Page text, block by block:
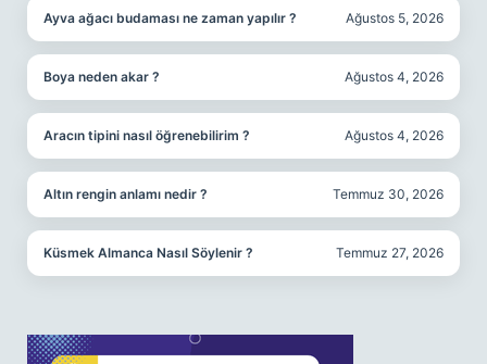
Ayva ağacı budaması ne zaman yapılır ? Ağustos 5, 2026
Boya neden akar ? Ağustos 4, 2026
Aracın tipini nasıl öğrenebilirim ? Ağustos 4, 2026
Altın rengin anlamı nedir ? Temmuz 30, 2026
Küsmek Almanca Nasıl Söylenir ? Temmuz 27, 2026